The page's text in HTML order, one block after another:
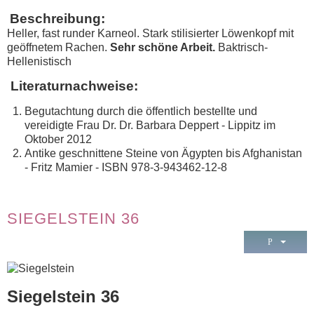
Beschreibung:
Heller, fast runder Karneol. Stark stilisierter Löwenkopf mit
geöffnetem Rachen. Sehr schöne Arbeit. Baktrisch-
Hellenistisch
Literaturnachweise:
Begutachtung durch die öffentlich bestellte und
vereidigte Frau Dr. Dr. Barbara Deppert - Lippitz im
Oktober 2012
Antike geschnittene Steine von Ägypten bis Afghanistan
- Fritz Mamier - ISBN 978-3-943462-12-8
SIEGELSTEIN 36
Siegelstein 36